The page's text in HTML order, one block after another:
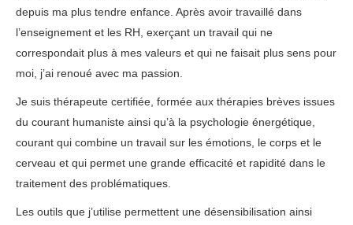
depuis ma plus tendre enfance. Après avoir travaillé dans
l’enseignement et les RH, exerçant un travail qui ne
correspondait plus à mes valeurs et qui ne faisait plus sens pour
moi, j’ai renoué avec ma passion.
Je suis thérapeute certifiée, formée aux thérapies brèves issues
du courant humaniste ainsi qu’à la psychologie énergétique,
courant qui combine un travail sur les émotions, le corps et le
cerveau et qui permet une grande efficacité et rapidité dans le
traitement des problématiques.
Les outils que j’utilise permettent une désensibilisation ainsi